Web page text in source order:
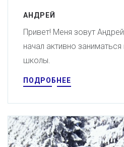
АНДРЕЙ
Привет! Меня зовут
начал активно
школы.
ПОДРОБНЕЕ